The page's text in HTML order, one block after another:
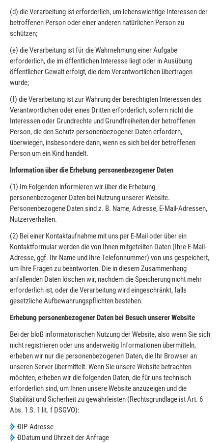
(d) die Verarbeitung ist erforderlich, um lebenswichtige Interessen der
betroffenen Person oder einer anderen natürlichen Person zu
schützen;
(e) die Verarbeitung ist für die Wahrnehmung einer Aufgabe
erforderlich, die im öffentlichen Interesse liegt oder in Ausübung
öffentlicher Gewalt erfolgt, die dem Verantwortlichen übertragen
wurde;
(f) die Verarbeitung ist zur Wahrung der berechtigten Interessen des
Verantwortlichen oder eines Dritten erforderlich, sofern nicht die
Interessen oder Grundrechte und Grundfreiheiten der betroffenen
Person, die den Schutz personenbezogener Daten erfordern,
überwiegen, insbesondere dann, wenn es sich bei der betroffenen
Person um ein Kind handelt.
Information über die Erhebung personenbezogener Daten
(1) Im Folgenden informieren wir über die Erhebung
personenbezogener Daten bei Nutzung unserer Website.
Personenbezogene Daten sind z. B. Name, Adresse, E-Mail-Adressen,
Nutzerverhalten.
(2) Bei einer Kontaktaufnahme mit uns per E-Mail oder über ein
Kontaktformular werden die von Ihnen mitgeteilten Daten (Ihre E-Mail-
Adresse, ggf. Ihr Name und Ihre Telefonnummer) von uns gespeichert,
um Ihre Fragen zu beantworten. Die in diesem Zusammenhang
anfallenden Daten löschen wir, nachdem die Speicherung nicht mehr
erforderlich ist, oder die Verarbeitung wird eingeschränkt, falls
gesetzliche Aufbewahrungspflichten bestehen.
Erhebung personenbezogener Daten bei Besuch unserer Website
Bei der bloß informatorischen Nutzung der Website, also wenn Sie sich
nicht registrieren oder uns anderweitig Informationen übermitteln,
erheben wir nur die personenbezogenen Daten, die Ihr Browser an
unseren Server übermittelt. Wenn Sie unsere Website betrachten
möchten, erheben wir die folgenden Daten, die für uns technisch
erforderlich sind, um Ihnen unsere Website anzuzeigen und die
Stabilität und Sicherheit zu gewährleisten (Rechtsgrundlage ist Art. 6
Abs. 1 S. 1 lit. f DSGVO):
ÐIP-Adresse
ÐDatum und Uhrzeit der Anfrage